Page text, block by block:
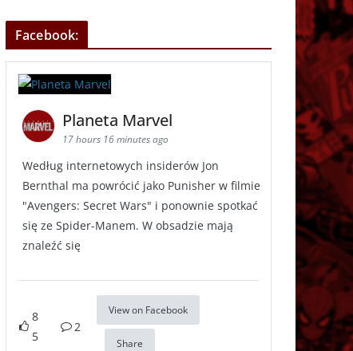
Facebook:
Planeta Marvel
17 hours 16 minutes ago
Według internetowych insiderów Jon
Bernthal ma powrócić jako Punisher w filmie
"Avengers: Secret Wars" i ponownie spotkać
się ze Spider-Manem. W obsadzie mają
znaleźć się
8
5
2
View on Facebook
Share